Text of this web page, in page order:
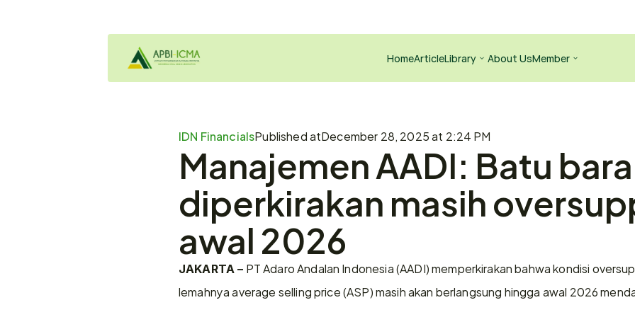
HomeArticleLibrary About UsMember
IDN FinancialsPublished atDecember 28, 2025 at 2:24 PM
Manajemen AADI: Batu bara
diperkirakan masih
awal 2026
JAKARTA – PT Adaro Andalan Indonesia (AADI) memperkirakan bahwa kondisi
lemahnya average selling price (ASP) masih akan berlangsung hingga awal 2026